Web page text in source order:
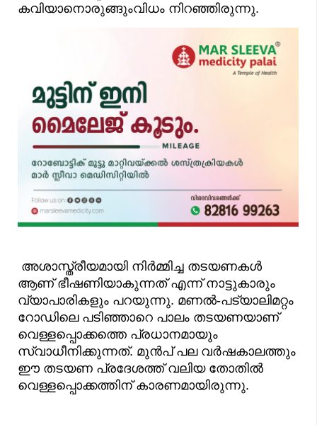
കവിയാനൊരുങ്ങുംവിധം നിറഞ്ഞിരുന്നു.
അശാസ്ത്രീയമായി നിർമ്മിച്ച തടയണകൾ
ആണ് ഭീഷണിയാകുന്നത് എന്ന് നാട്ടുകാരും
വ്യാപാരികളും പറയുന്നു. മണൽ-പട്യാലിമറ്റം
റോഡിലെ പടിഞ്ഞാറെ പാലം തടയണയാണ്
വെള്ളപ്പൊക്കത്തെ പ്രധാനമായും
സ്വാധീനിക്കുന്നത്. മുൻപ് പല വർഷകാലത്തും
ഈ തടയണ പ്രദേശത്ത് വലിയ തോതിൽ
വെള്ളപ്പൊക്കത്തിന് കാരണമായിരുന്നു.